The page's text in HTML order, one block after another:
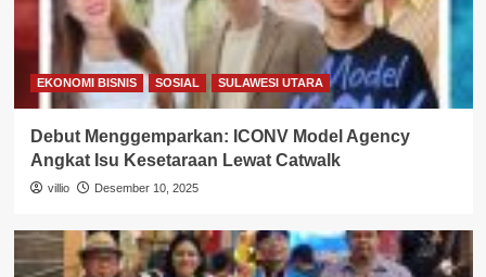
EKONOMI BISNIS SOSIAL SULAWESI UTARA
Debut Menggemparkan: ICONV Model Agency
Angkat Isu Kesetaraan Lewat Catwalk
villio Desember 10, 2025